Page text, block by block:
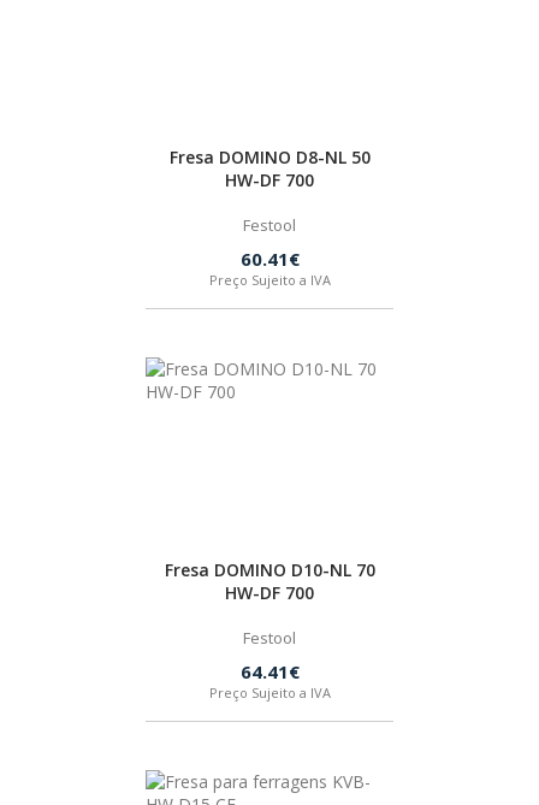
Fresa DOMINO D8-NL 50
HW-DF 700
Festool
60.41€
Preço Sujeito a IVA
Fresa DOMINO D10-NL 70
HW-DF 700
Festool
64.41€
Preço Sujeito a IVA